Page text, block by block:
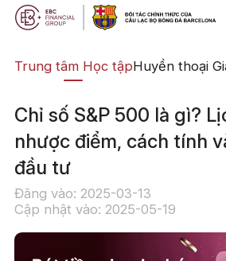
Trung tâm Học tậpHuyền thoại
Chỉ số S&P 500 là gì?
nhược điểm, cách tính
đầu tư
Đăng vào: 2025-03-13
Cập nhật vào: 2025-05-19